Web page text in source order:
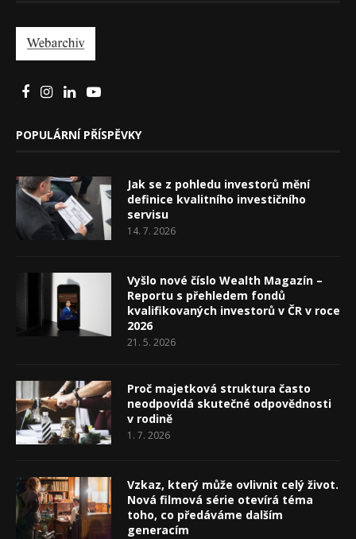
POPULÁRNÍ PŘÍSPĚVKY
Jak se z pohledu investorů mění
definice kvalitního investičního
servisu
14. 7. 2026
Vyšlo nové číslo Wealth Magazín –
Reportu s přehledem fondů
kvalifikovaných investorů v ČR v roce
2026
21. 5. 2026
Proč majetková struktura často
neodpovídá skutečné odpovědnosti
v rodině
1. 7. 2026
Vzkaz, který může ovlivnit celý život.
Nová filmová série otevírá téma
toho, co předáváme dalším
generacím